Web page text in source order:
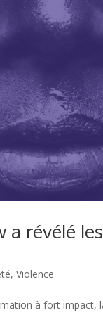
a révélé
,Violence
à fort impact,